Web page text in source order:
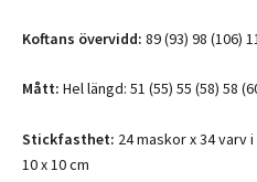
Koftans övervidd: 89 (93) 98 (106)
Mått: Hel längd: 51 (55) 55 (58) 58
Stickfasthet: 24 maskor x 34 varv
10 x 10 cm